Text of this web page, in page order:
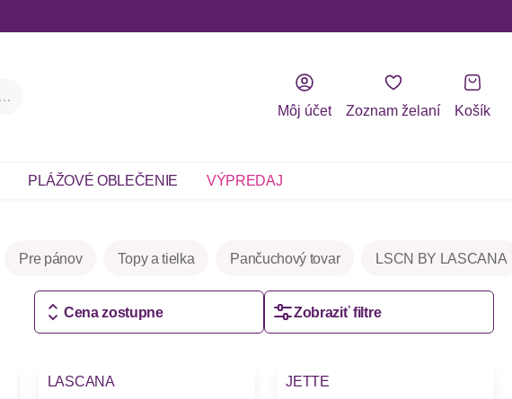
Môj účet Zoznam želaní Košík
PLÁŽOVÉ OBLEČENIE VÝPREDAJ
Pre pánov Topy a tielka Pančuchový tovar LSCN BY LASCANA
Cena zostupne Zobraziť filtre
LASCANA
JETTE